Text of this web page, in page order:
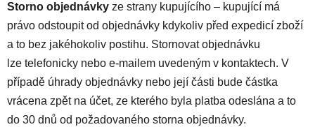
Storno objednávky ze strany kupujícího – kupující má
právo odstoupit od objednávky kdykoliv před expedicí zboží
a to bez jakéhokoliv postihu. Stornovat objednávku
lze telefonicky nebo e-mailem uvedeným v kontaktech. V
případě úhrady objednávky nebo její části bude částka
vrácena zpět na účet, ze kterého byla platba odeslána a to
do 30 dnů od požadovaného storna objednávky.